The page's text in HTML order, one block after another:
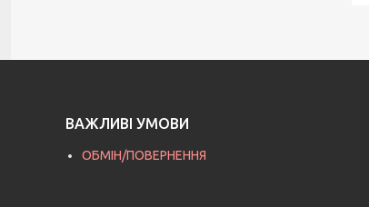
ВАЖЛИВІ УМОВИ
ОБМІН/ПОВЕРНЕННЯ